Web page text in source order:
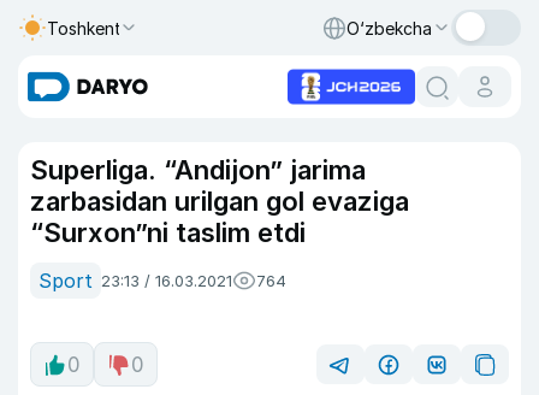
Toshkent O‘zbekcha
Superliga. “Andijon” jarima
zarbasidan urilgan gol evaziga
“Surxon”ni taslim etdi
Sport 23:13 / 16.03.2021 764
0 0